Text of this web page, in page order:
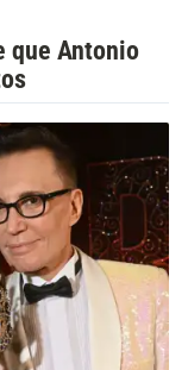
que Antonio